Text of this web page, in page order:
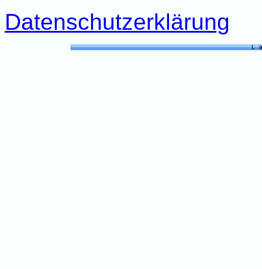
Datenschutzerklärung